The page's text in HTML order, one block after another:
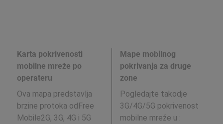
Karta pokrivenosti
mobilne mreže po
operateru
Ova mapa predstavlja
brzine protoka odFree
Mobile2G, 3G, 4G i 5G
Mape mobilnog
pokrivanja za druge
zone
Pogledajte takodje
3G/4G/5G pokrivenost
mobilne mreže u :